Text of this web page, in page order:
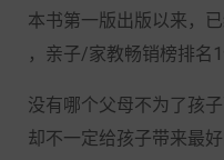
本书第一版出版以来，
，亲子/家教畅销榜排名1
没有哪个父母不为了孩
却不一定给孩子带来最好